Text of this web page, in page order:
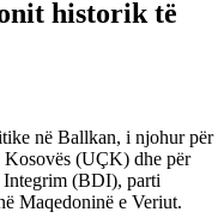
historik të
në Ballkan, i njohur për
(UÇK) dhe për
(BDI), parti
Maqedoninë e Veriut.